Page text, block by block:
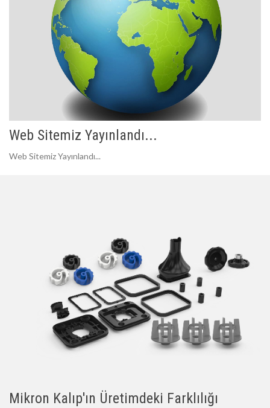
Web Sitemiz Yayınlandı...
Web Sitemiz Yayınlandı...
Mikron Kalıp'ın Üretimdeki Farklılığı